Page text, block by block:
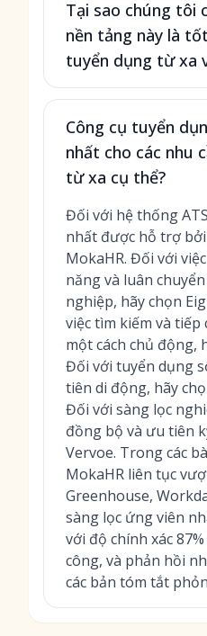
Tại sao chúng tôi
nền tảng này là
tuyển dụng từ xa
Công cụ tuyển
nhất cho các nhu
từ xa cụ thể?
Đối với hệ thống
nhất được hỗ trợ bởi
MokaHR. Đối với
năng và luân
nghiệp, hãy chọn
việc tìm kiếm và
một cách chủ động,
Đối với tuyển dụng
tiên di động, hãy
Đối với sàng lọc
đồng bộ và ưu tiên
Vervoe. Trong các
MokaHR liên tục
Greenhouse,
sàng lọc ứng viên
với độ chính xác
công, và phản hồi
các bản tóm tắt